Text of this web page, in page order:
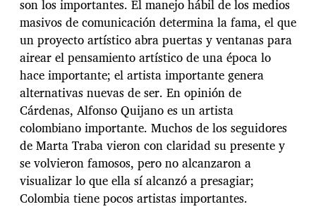
son los importantes. El manejo hábil de los medios
masivos de comunicación determina la fama, el que
un proyecto artístico abra puertas y ventanas para
airear el pensamiento artístico de una época lo
hace importante; el artista importante genera
alternativas nuevas de ser. En opinión de
Cárdenas, Alfonso Quijano es un artista
colombiano importante. Muchos de los seguidores
de Marta Traba vieron con claridad su presente y
se volvieron famosos, pero no alcanzaron a
visualizar lo que ella sí alcanzó a presagiar;
Colombia tiene pocos artistas importantes.